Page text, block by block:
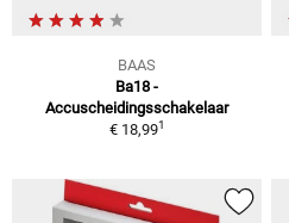
BAAS
Ba18 -
Accuscheidingsschakelaar
€ 18,991